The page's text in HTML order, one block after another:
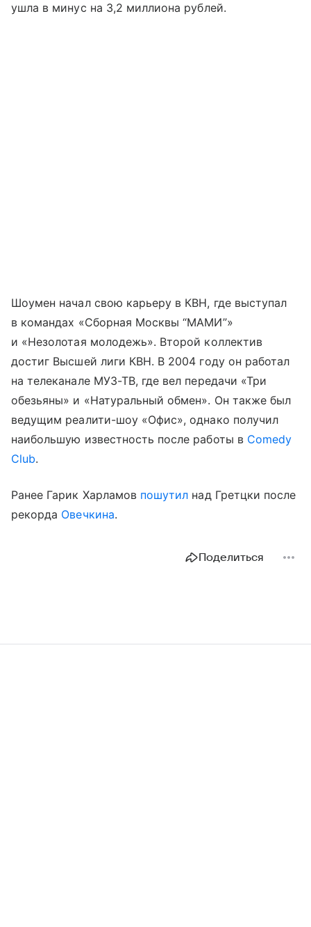
ушла в минус на 3,2 миллиона рублей.
Шоумен начал свою карьеру в КВН, где выступал
в командах «Сборная Москвы “МАМИ”»
и «Незолотая молодежь». Второй коллектив
достиг Высшей лиги КВН. В 2004 году он работал
на телеканале МУЗ-ТВ, где вел передачи «Три
обезьяны» и «Натуральный обмен». Он также был
ведущим реалити-шоу «Офис», однако получил
наибольшую известность после работы в Comedy
Club.
Ранее Гарик Харламов пошутил над Гретцки после
рекорда Овечкина.
Поделиться